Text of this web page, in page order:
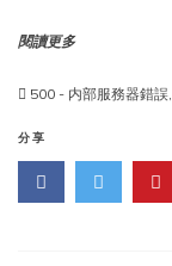
閱讀更多
500 - 内部服務器錯誤,
分享